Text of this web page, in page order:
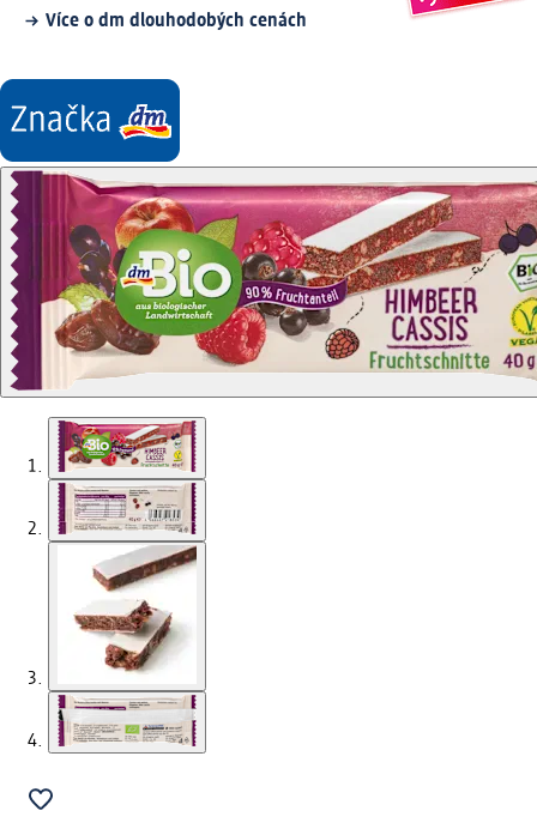
Více o dm dlouhodobých cenách